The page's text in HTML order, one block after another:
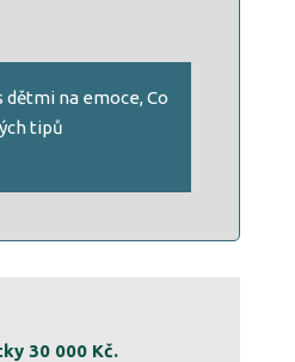
na emoce, Co
tipů
30 000 Kč.